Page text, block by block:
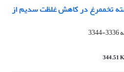
تخممرغ در کاهش غلظت سدیم از
3336-3344
344.51 K